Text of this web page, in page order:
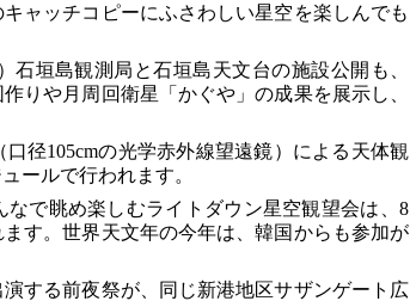
ャッチコピーにふさわしい星空を楽しんでも
垣島観測局と石垣島天文台の施設公開も、
りや月周回衛星「かぐや」の成果を展示し、
径105cmの光学赤外線望遠鏡）による天体観
ールで行われます。
で眺め楽しむライトダウン星空観望会は、8
す。世界天文年の今年は、韓国からも参加が
する前夜祭が、同じ新港地区サザンゲート広